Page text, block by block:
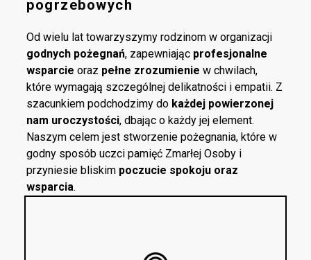
pogrzebowych
Od wielu lat towarzyszymy rodzinom w organizacji
godnych pożegnań, zapewniając profesjonalne
wsparcie oraz pełne zrozumienie w chwilach,
które wymagają szczególnej delikatności i empatii. Z
szacunkiem podchodzimy do każdej powierzonej
nam uroczystości, dbając o każdy jej element.
Naszym celem jest stworzenie pożegnania, które w
godny sposób uczci pamięć Zmarłej Osoby i
przyniesie bliskim poczucie spokoju oraz
wsparcia.